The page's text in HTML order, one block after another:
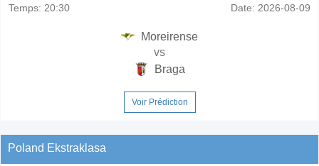
Temps: 20:30 Date: 2026-08-09
Moreirense
vs
Braga
Voir Prédiction
Poland Ekstraklasa